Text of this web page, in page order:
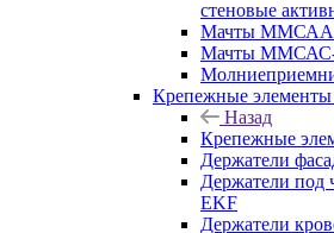
стеновые
Мачты ММСАА
Мачты
Крепежные
Назад
Крепежные
Держатели
Держатели под
EKF
Держатели